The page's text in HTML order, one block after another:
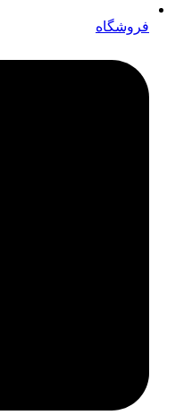
فروشگاه